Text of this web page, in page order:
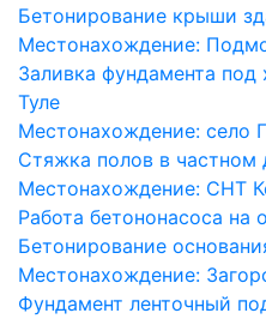
Бетонирование крыши
Местонахождение:
Заливка фундамента под
Туле
Местонахождение: село
Стяжка полов в частном
Местонахождение: СНТ
Работа бетононасоса на
Бетонирование
Местонахождение:
Фундамент ленточный